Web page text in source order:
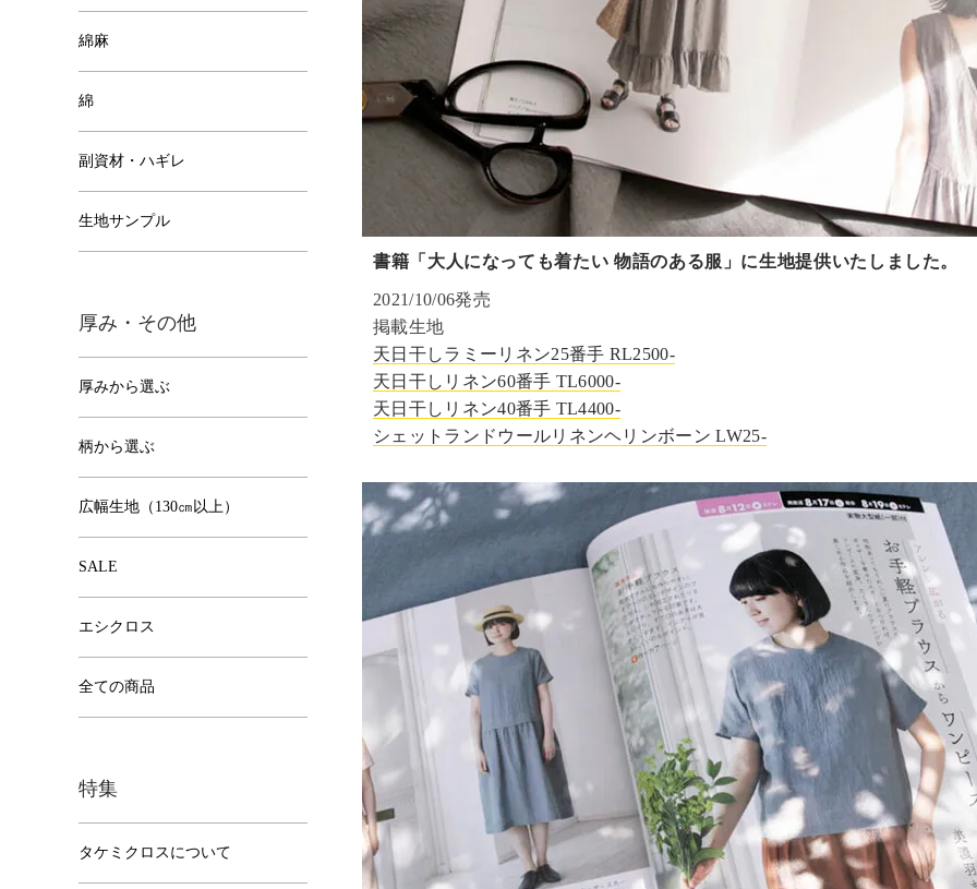
書籍「大人になっても着たい 物語のある服」に生地提供いたしました。
2021/10/06発売
掲載生地
天日干しラミーリネン25番手 RL2500-
天日干しリネン60番手 TL6000-
天日干しリネン40番手 TL4400-
シェットランドウールリネンヘリンボーン LW25-
綿麻
綿
副資材・ハギレ
生地サンプル
厚み・その他
厚みから選ぶ
柄から選ぶ
広幅生地（130㎝以上）
SALE
エシクロス
全ての商品
特集
タケミクロスについて